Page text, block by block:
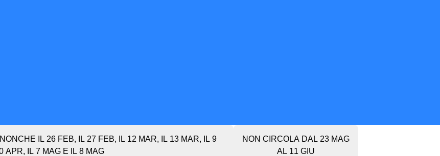
IL 26 FEB, IL 27 FEB, IL 12 MAR, IL 13 MAR, IL 9
APR, IL 7 MAG E IL 8 MAG
NON CIRCOLA DAL 23 MAG
AL 11 GIU